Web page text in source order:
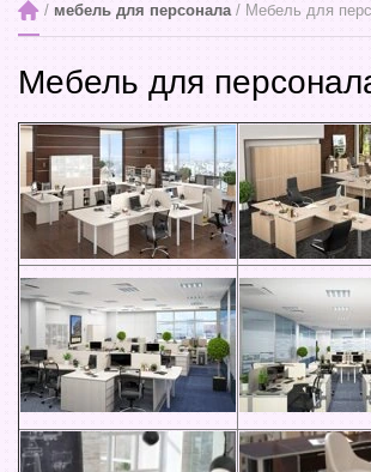
/ мебель для персонала / Мебель для
Мебель для